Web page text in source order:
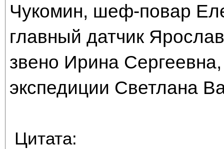
Чукомин, шеф-повар
главный датчик
звено Ирина
экспедиции Светлана
Цитата: